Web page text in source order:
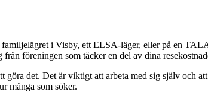
i Visby, ett ELSA-läger, eller på en
föreningen som täcker en del av dina
det. Det är viktigt att arbeta med sig själv och
många som söker.